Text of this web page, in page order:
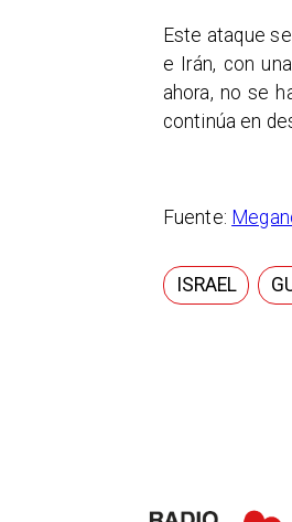
Este ataque
e Irán, con
ahora, no se
continúa en
Fuente:
ISRAEL